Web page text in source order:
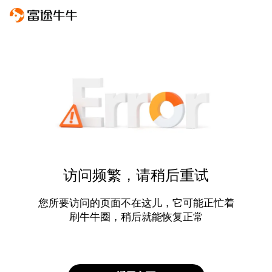
访问频繁，请稍后重试
您所要访问的页面不在这儿，它可能正忙着
刷牛牛圈，稍后就能恢复正常